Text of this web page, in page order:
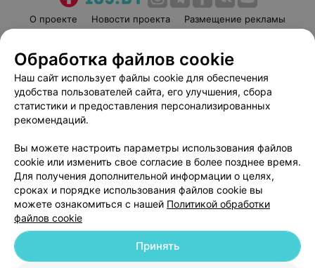
О проекте Новости проекта
Размещение рекламы
Пользовательское соглашение
Способы оплаты
Вакансии
Партнеры
Написать руководителю 103.by
Обработка персональных данных
© 2026 ООО «Артокс Лаб», УНП 191700409
| 220012, Республика Беларусь,
Обработка файлов cookie
Наш сайт использует файлы cookie для обеспечения
удобства пользователей сайта, его улучшения, сбора
статистики и предоставления персонализированных
рекомендаций.
Вы можете настроить параметры использования файлов
cookie или изменить свое согласие в более позднее время.
Для получения дополнительной информации о целях,
сроках и порядке использования файлов cookie вы
можете ознакомиться с нашей Политикой обработки
файлов cookie
Принять